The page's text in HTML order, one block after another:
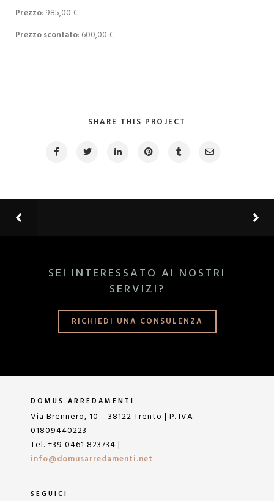
Prezzo: 985,00 €
Prezzo scontato: 600,00 €
SHARE THIS PROJECT
SEI INTERESSATO AI NOSTRI
SERVIZI?
RICHIEDI UNA CONSULENZA
DOMUS ARREDAMENTI
Via Brennero, 10 – 38122 Trento | P. IVA
01809440223
Tel. +39 0461 823734 |
info@domusarredamenti.net
SEGUICI